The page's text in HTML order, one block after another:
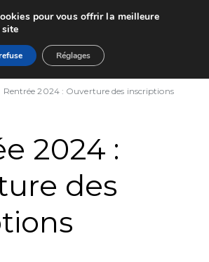
Rentrée 2024 : Ouverture des inscriptions
2024 :
des
pour vous offrir la meilleure
site
Réglages